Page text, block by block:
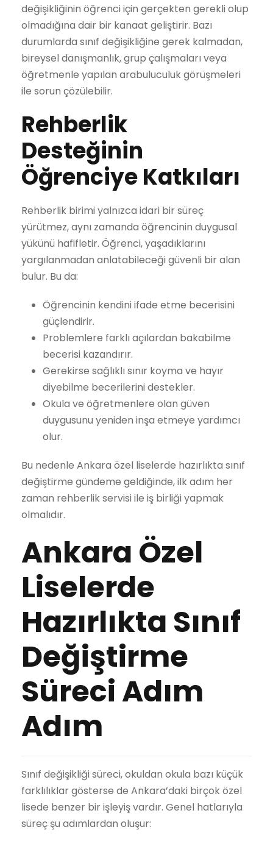
değişikliğinin öğrenci için gerçekten gerekli olup
olmadığına dair bir kanaat geliştirir. Bazı
durumlarda sınıf değişikliğine gerek kalmadan,
bireysel danışmanlık, grup çalışmaları veya
öğretmenle yapılan arabuluculuk görüşmeleri
ile sorun çözülebilir.
Rehberlik
Desteğinin
Öğrenciye Katkıları
Rehberlik birimi yalnızca idari bir süreç
yürütmez, aynı zamanda öğrencinin duygusal
yükünü hafifletir. Öğrenci, yaşadıklarını
yargılanmadan anlatabileceği güvenli bir alan
bulur. Bu da:
Öğrencinin kendini ifade etme becerisini
güçlendirir.
Problemlere farklı açılardan bakabilme
becerisi kazandırır.
Gerekirse sağlıklı sınır koyma ve hayır
diyebilme becerilerini destekler.
Okula ve öğretmenlere olan güven
duygusunu yeniden inşa etmeye yardımcı
olur.
Bu nedenle Ankara özel liselerde hazırlıkta sınıf
değiştirme gündeme geldiğinde, ilk adım her
zaman rehberlik servisi ile iş birliği yapmak
olmalıdır.
Ankara Özel
Liselerde
Hazırlıkta Sınıf
Değiştirme
Süreci Adım
Adım
Sınıf değişikliği süreci, okuldan okula bazı küçük
farklılıklar gösterse de Ankara’daki birçok özel
lisede benzer bir işleyiş vardır. Genel hatlarıyla
süreç şu adımlardan oluşur: